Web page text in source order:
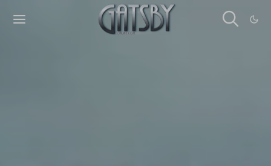
Cookies management panel